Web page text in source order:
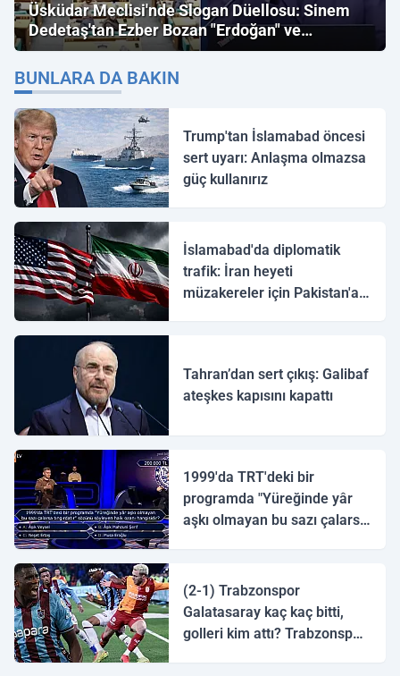
Üsküdar Meclisi'nde Slogan Düellosu: Sinem
Dedetaş'tan Ezber Bozan "Erdoğan" ve
"İmamoğlu" Çıkışı!
BUNLARA DA BAKIN
Trump'tan İslamabad öncesi
sert uyarı: Anlaşma olmazsa
güç kullanırız
İslamabad'da diplomatik
trafik: İran heyeti
müzakereler için Pakistan'a
Tahran’dan sert çıkış: Galibaf
ateşkes kapısını kapattı
1999'da TRT'deki bir
programda "Yüreğinde yâr
aşkı olmayan bu sazı çalarsa
(2-1) Trabzonspor
Galatasaray kaç kaç bitti,
golleri kim attı? Trabzonspor